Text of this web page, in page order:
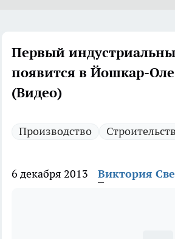
Первый
появится в Йошкар-Оле
(Видео)
Производство
6 декабря 2013 Виктория